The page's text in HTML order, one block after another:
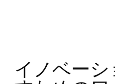
イノベーシ